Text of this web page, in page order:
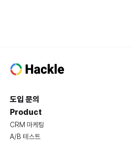
도입 문의
Product
CRM 마케팅
A/B 테스트